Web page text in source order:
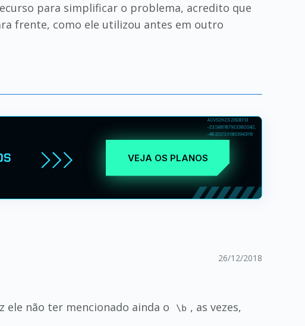
para simplificar o problema, acredito que
frente, como ele utilizou antes em outro
VEJA OS PLANOS
26/12/2018
ele não ter mencionado ainda o \b , as vezes,